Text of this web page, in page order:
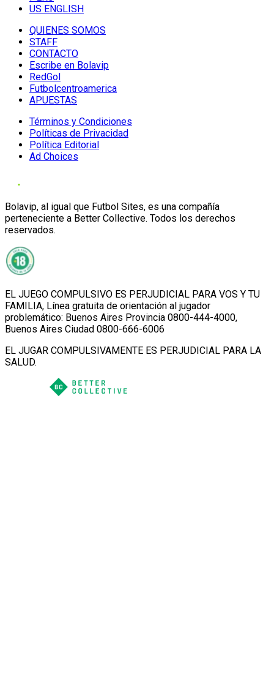
US ENGLISH
QUIENES SOMOS
STAFF
CONTACTO
Escribe en Bolavip
RedGol
Futbolcentroamerica
APUESTAS
Términos y Condiciones
Políticas de Privacidad
Política Editorial
Ad Choices
Bolavip, al igual que Futbol Sites, es una compañía
perteneciente a Better Collective. Todos los derechos
reservados.
EL JUEGO COMPULSIVO ES PERJUDICIAL PARA VOS Y TU
FAMILIA, Línea gratuita de orientación al jugador
problemático: Buenos Aires Provincia 0800-444-4000,
Buenos Aires Ciudad 0800-666-6006
EL JUGAR COMPULSIVAMENTE ES PERJUDICIAL PARA LA
SALUD.